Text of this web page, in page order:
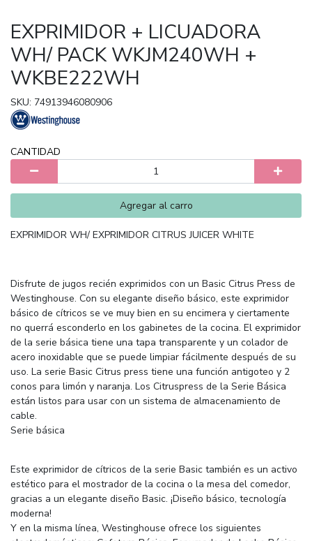
EXPRIMIDOR + LICUADORA
WH/ PACK WKJM240WH +
WKBE222WH
SKU: 74913946080906
CANTIDAD
Agregar al carro
EXPRIMIDOR WH/ EXPRIMIDOR CITRUS JUICER WHITE
Disfrute de jugos recién exprimidos con un Basic Citrus Press de
Westinghouse. Con su elegante diseño básico, este exprimidor
básico de cítricos se ve muy bien en su encimera y ciertamente
no querrá esconderlo en los gabinetes de la cocina. El exprimidor
de la serie básica tiene una tapa transparente y un colador de
acero inoxidable que se puede limpiar fácilmente después de su
uso. La serie Basic Citrus press tiene una función antigoteo y 2
conos para limón y naranja. Los Citruspress de la Serie Básica
están listos para usar con un sistema de almacenamiento de
cable.
Serie básica
Este exprimidor de cítricos de la serie Basic también es un activo
estético para el mostrador de la cocina o la mesa del comedor,
gracias a un elegante diseño Basic. ¡Diseño básico, tecnología
moderna!
Y en la misma línea, Westinghouse ofrece los siguientes